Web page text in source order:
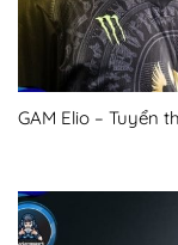
GAM Elio – Tuyển